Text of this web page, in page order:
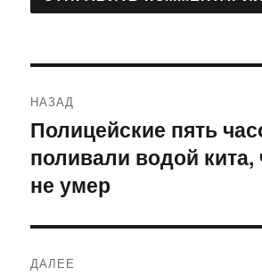
по
записям
НАЗАД
Предыдущая
запись:
Полицейские пять
поливали водой
не умер
ДАЛЕЕ